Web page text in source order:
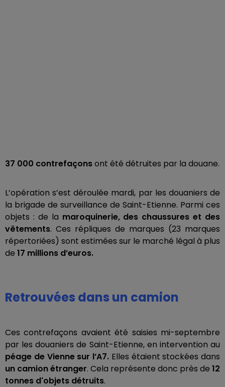
37 000 contrefaçonsont été détruites par la douane.
L’opération s’est déroulée mardi, par les douaniers de
la brigade de surveillance de Saint-Etienne. Parmi ces
objets : de la maroquinerie, des chaussures et des
vêtements. Ces répliques de marques (23 marques
répertoriées) sont estimées sur le marché légal à plus
de 17 millions d’euros.
Retrouvées dans un camion
Ces contrefaçons avaient été saisies mi-septembre
par les douaniers de Saint-Etienne, en intervention au
péage de Vienne sur l’A7. Elles étaient stockées dans
un camion étranger. Cela représente donc près de 12
tonnes d'objets détruits.